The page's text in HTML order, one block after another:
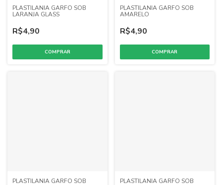
PLASTILANIA GARFO SOB
LARANJA GLASS
R$4,90
PLASTILANIA GARFO SOB
AMARELO
R$4,90
PLASTILANIA GARFO SOB
PLASTILANIA GARFO SOB